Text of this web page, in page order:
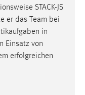
STACK-JS
er das Team bei
in
Einsatz von
erfolgreichen